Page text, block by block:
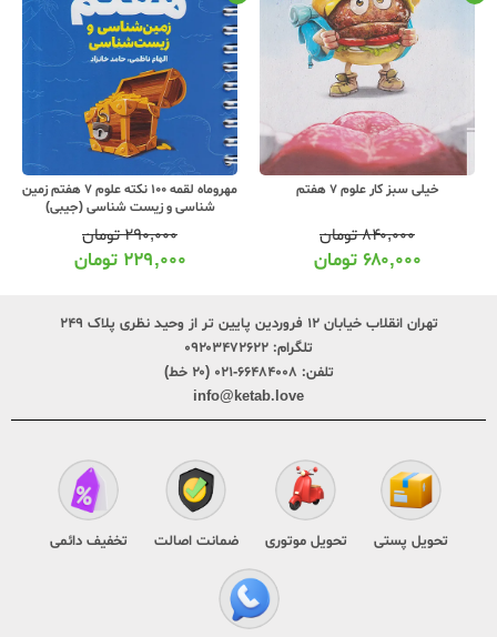
خیلی سبز کار علوم 7 هفتم
۸۴۰,۰۰۰تومان
۶۸۰,۰۰۰ تومان
مهروماه لقمه 100 نکته علوم 7 هفتم زمین
شناسی و زیست شناسی (جیبی)
۲۹۰,۰۰۰تومان
۲۲۹,۰۰۰ تومان
تهران انقلاب خیابان ۱۲ فروردین پایین تر از وحید نظری پلاک ۲۴۹
تلگرام: ۰۹۲۰۳۴۷۲۶۲۲
تلفن: ۶۶۴۸۴۰۰۸-۰۲۱ (۲۰ خط)
info@ketab.love
تحویل پستی تحویل موتوری ضمانت اصالت تخفیف دائمی